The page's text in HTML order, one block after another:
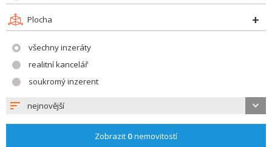
Plocha
všechny inzeráty
realitní kancelář
soukromý inzerent
nejnovější
Zobrazit 0nemovitostí